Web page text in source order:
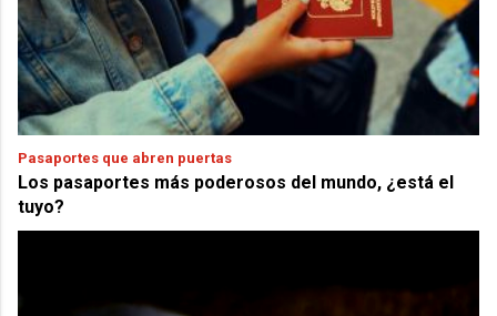
Pasaportes que abren puertas
Los pasaportes más poderosos del mundo, ¿está el
tuyo?